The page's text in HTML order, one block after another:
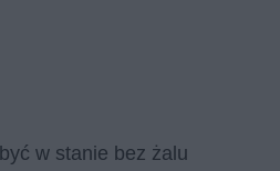
w stanie bez żalu